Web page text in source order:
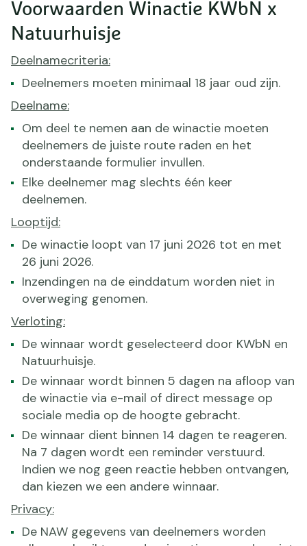
Voorwaarden Winactie KWbN x
Natuurhuisje
Deelnamecriteria:
Deelnemers moeten minimaal 18 jaar oud zijn.
Deelname:
Om deel te nemen aan de winactie moeten
deelnemers de juiste route raden en het
onderstaande formulier invullen.
Elke deelnemer mag slechts één keer
deelnemen.
Looptijd:
De winactie loopt van 17 juni 2026 tot en met
26 juni 2026.
Inzendingen na de einddatum worden niet in
overweging genomen.
Verloting:
De winnaar wordt geselecteerd door KWbN en
Natuurhuisje.
De winnaar wordt binnen 5 dagen na afloop van
de winactie via e-mail of direct message op
sociale media op de hoogte gebracht.
De winnaar dient binnen 14 dagen te reageren.
Na 7 dagen wordt een reminder verstuurd.
Indien we nog geen reactie hebben ontvangen,
dan kiezen we een andere winnaar.
Privacy:
De NAW gegevens van deelnemers worden